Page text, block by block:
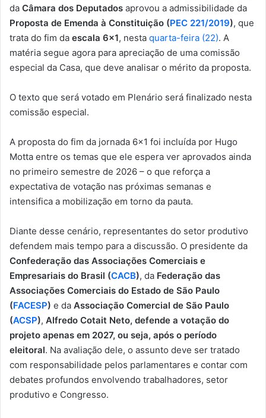
da Câmara dos Deputados aprovou a admissibilidade da
Proposta de Emenda à Constituição (PEC 221/2019), que
trata do fim da escala 6×1, nesta quarta-feira (22). A
matéria segue agora para apreciação de uma comissão
especial da Casa, que deve analisar o mérito da proposta.
O texto que será votado em Plenário será finalizado nesta
comissão especial.
A proposta do fim da jornada 6×1 foi incluída por Hugo
Motta entre os temas que ele espera ver aprovados ainda
no primeiro semestre de 2026 – o que reforça a
expectativa de votação nas próximas semanas e
intensifica a mobilização em torno da pauta.
Diante desse cenário, representantes do setor produtivo
defendem mais tempo para a discussão. O presidente da
Confederação das Associações Comerciais e
Empresariais do Brasil (CACB), da Federação das
Associações Comerciais do Estado de São Paulo
(FACESP) e da Associação Comercial de São Paulo
(ACSP), Alfredo Cotait Neto, defende a votação do
projeto apenas em 2027, ou seja, após o período
eleitoral. Na avaliação dele, o assunto deve ser tratado
com responsabilidade pelos parlamentares e contar com
debates profundos envolvendo trabalhadores, setor
produtivo e Congresso.